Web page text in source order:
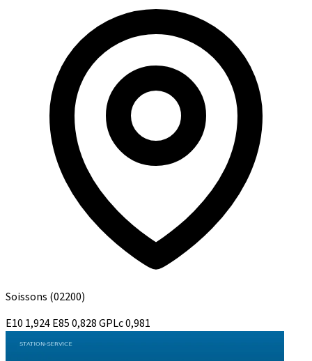
Soissons (02200)
E10 1,924E850,828GPLc0,981